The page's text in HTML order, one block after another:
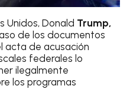
Unidos, Donald Trump,
de los documentos
acta de acusación
federales lo
ilegalmente
los programas